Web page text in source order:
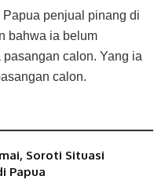
penjual pinang di
bahwa ia belum
calon. Yang ia
calon.
Soroti Situasi
Papua